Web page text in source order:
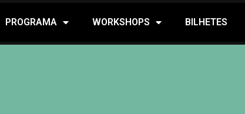
PROGRAMA WORKSHOPS BILHETES